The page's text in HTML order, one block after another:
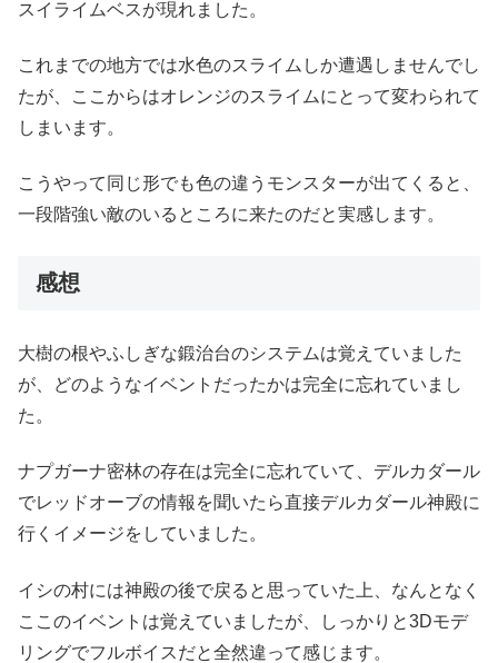
スイライムベスが現れました。
これまでの地方では水色のスライムしか遭遇しませんでし
たが、ここからはオレンジのスライムにとって変わられて
しまいます。
こうやって同じ形でも色の違うモンスターが出てくると、
一段階強い敵のいるところに来たのだと実感します。
感想
大樹の根やふしぎな鍛治台のシステムは覚えていました
が、どのようなイベントだったかは完全に忘れていまし
た。
ナプガーナ密林の存在は完全に忘れていて、デルカダール
でレッドオーブの情報を聞いたら直接デルカダール神殿に
行くイメージをしていました。
イシの村には神殿の後で戻ると思っていた上、なんとなく
ここのイベントは覚えていましたが、しっかりと3Dモデ
リングでフルボイスだと全然違って感じます。